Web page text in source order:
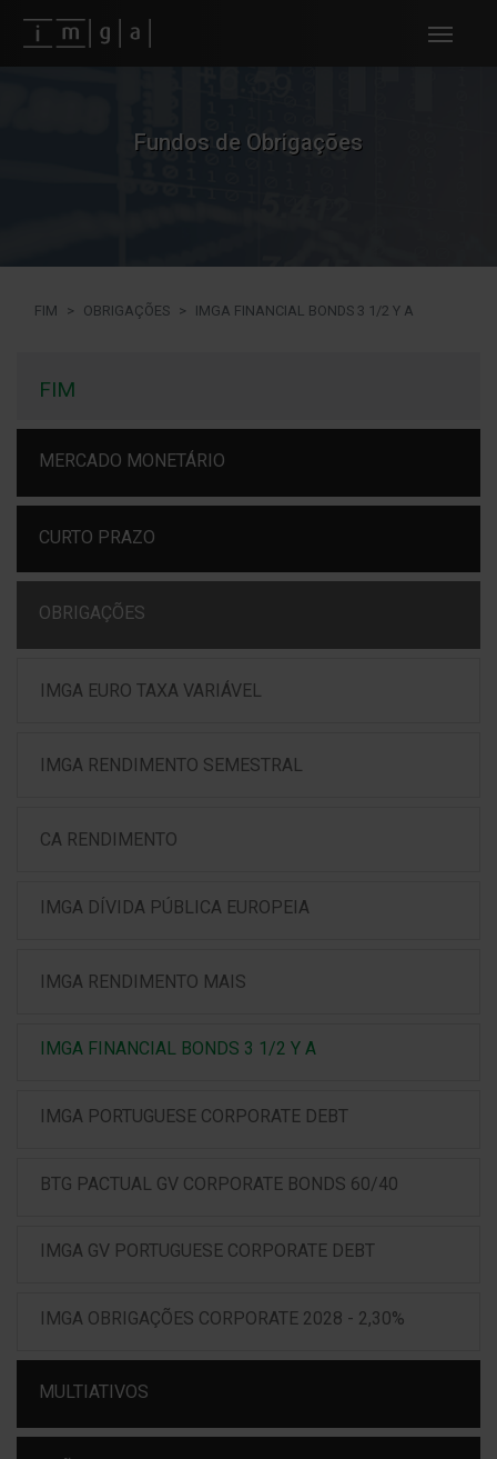
Fundos imga
Fundos de Obrigações
FIM OBRIGAÇÕES IMGA FINANCIAL BONDS 3 1/2 Y A
FIM
MERCADO MONETÁRIO
CURTO PRAZO
OBRIGAÇÕES
IMGA EURO TAXA VARIÁVEL
IMGA RENDIMENTO SEMESTRAL
CA RENDIMENTO
IMGA DÍVIDA PÚBLICA EUROPEIA
IMGA RENDIMENTO MAIS
IMGA FINANCIAL BONDS 3 1/2 Y A
IMGA PORTUGUESE CORPORATE DEBT
BTG PACTUAL GV CORPORATE BONDS 60/40
IMGA GV PORTUGUESE CORPORATE DEBT
IMGA OBRIGAÇÕES CORPORATE 2028 - 2,30%
MULTIATIVOS